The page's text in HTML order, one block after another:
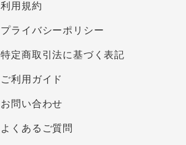
利用規約
プライバシーポリシー
特定商取引法に基づく表記
ご利用ガイド
お問い合わせ
よくあるご質問